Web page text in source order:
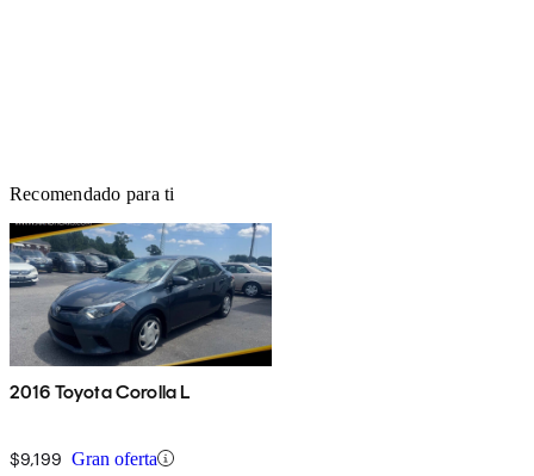
Recomendado para ti
2016 Toyota Corolla L
$9,199 Gran oferta